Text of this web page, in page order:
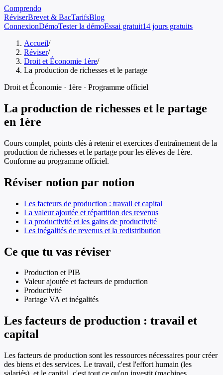
Comprendo
RéviserBrevet & BacTarifsBlog
ConnexionDémoTester la démoEssai gratuit14 jours gratuits
Accueil/
Réviser/
Droit et Économie 1ère/
La production de richesses et le partage
Droit et Économie · 1ère · Programme officiel
La production de richesses et le partage
en 1ère
Cours complet, points clés à retenir et exercices d'entraînement de la
production de richesses et le partage pour les élèves de 1ère.
Conforme au programme officiel.
Réviser notion par notion
Les facteurs de production : travail et capital
La valeur ajoutée et répartition des revenus
La productivité et les gains de productivité
Les inégalités de revenus et la redistribution
Ce que tu vas réviser
Production et PIB
Valeur ajoutée et facteurs de production
Productivité
Partage VA et inégalités
Les facteurs de production : travail et
capital
Les facteurs de production sont les ressources nécessaires pour créer
des biens et des services. Le travail, c'est l'effort humain (les